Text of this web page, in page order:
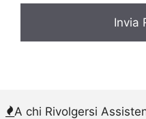
A chi Rivolgersi